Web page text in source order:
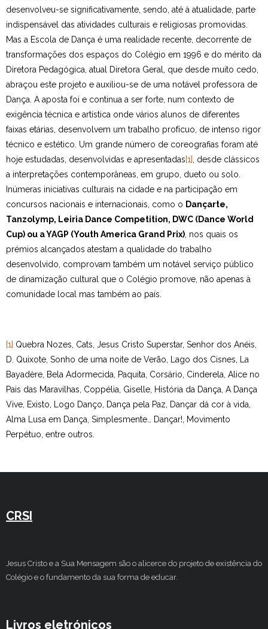
desenvolveu-se significativamente, sendo, até à atualidade, parte
indispensável das atividades culturais e religiosas promovidas.
Mas a Escola de Dança é uma realidade recente, decorrente de
transformações dos espaços do Colégio em 1996 e do mérito da
Diretora Pedagógica, atual Diretora Geral, que desde muito cedo,
abraçou este projeto e auxiliou-se de uma notável professora de
Dança. A aposta foi e continua a ser forte, num contexto de
exigência técnica e artística onde vários alunos de diferentes
faixas etárias, desenvolvem um trabalho profícuo, de intenso rigor
técnico e estético. Um grande número de coreografias foram até
hoje estudadas, desenvolvidas e apresentadas[1]
, desde clássicos
a interpretações contemporâneas, em grupo, dueto ou solo.
Inúmeras iniciativas culturais na cidade e na participação em
concursos nacionais e internacionais, como o Dançarte,
Tanzolymp, Leiria Dance Competition, DWC (Dance World
Cup) ou a YAGP (Youth America Grand Prix) , nos quais os
prémios alcançados atestam a qualidade do trabalho
desenvolvido, comprovam também um notável serviço público
de dinamização cultural que o Colégio promove, não apenas à
comunidade local mas também ao país.
[1] Quebra Nozes, Cats, Jesus Cristo Superstar, Senhor dos Anéis,
D. Quixote, Sonho de uma noite de Verão, Lago dos Cisnes, La
Bayadère, Bela Adormecida, Paquita, Corsário, Cinderela, Alice no
Pais das Maravilhas, Coppélia, Giselle, História da Dança, A Dança
Vive, Existo, Logo Danço, Dança pela Paz, Dançar dá cor à vida,
Alma Lusa em Dança, Simplesmente… Dançar!, Movimento
Perpétuo, entre outros.
CRSI
Jesus Cristo e a Sua Mensagem são o alicerce do projeto de existência do
Colégio e o fundamento da sua forma de educar.
Livros eletrónicos